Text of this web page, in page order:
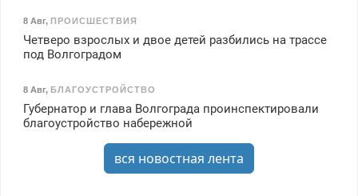
8 Авг, ПРОИСШЕСТВИЯ
Четверо взрослых и двое детей разбились на трассе
под Волгоградом
8 Авг, БЛАГОУСТРОЙСТВО
Губернатор и глава Волгограда проинспектировали
благоустройство набережной
вся новостная лента